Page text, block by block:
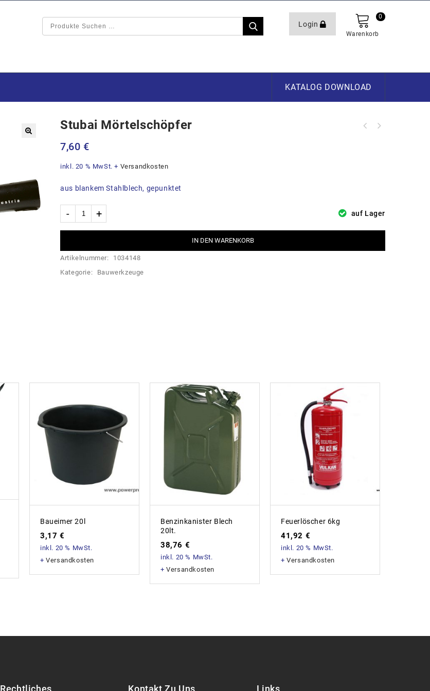
Login
Warenkorb
0
KATALOG DOWNLOAD
Stubai Mörtelschöpfer
7,60 €
inkl. 20 % MwSt. + Versandkosten
aus blankem Stahlblech, gepunktet
auf Lager
IN DEN WARENKORB
Artikelnummer:
1034148
Kategorie:
Bauwerkzeuge
Baueimer 20l
3,17 €
inkl. 20 % MwSt.
+Versandkosten
Benzinkanister Blech
20lt.
38,76 €
inkl. 20 % MwSt.
+Versandkosten
Feuerlöscher 6kg
41,92 €
inkl. 20 % MwSt.
+Versandkosten
Rechtliches Kontakt Zu Uns Links